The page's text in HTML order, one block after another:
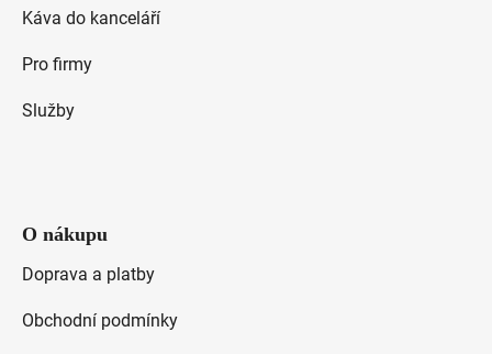
Káva do kanceláří
Pro firmy
Služby
O nákupu
Doprava a platby
Obchodní podmínky